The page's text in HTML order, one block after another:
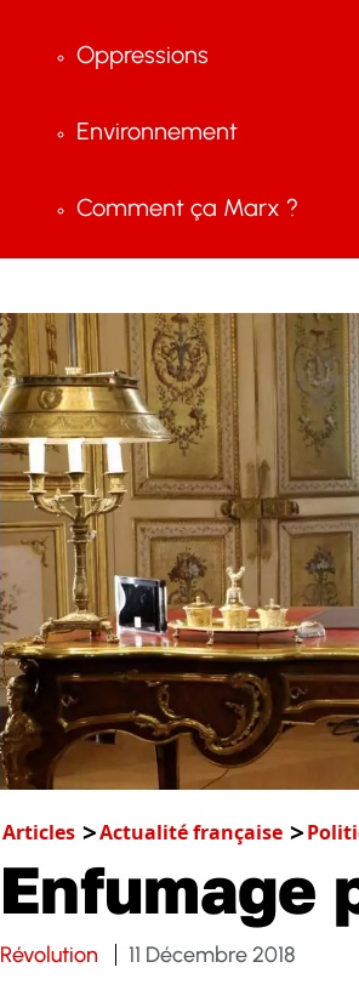
Oppressions
Environnement
Comment ça Marx ?
Articles Actualité française
Enfumage
Révolution 11 Décembre 2018